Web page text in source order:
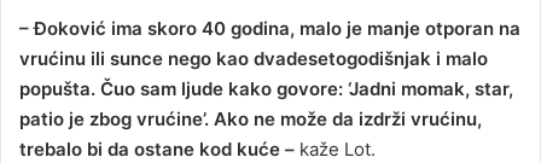
– Đoković ima skoro 40 godina, malo je manje otporan na
vrućinu ili sunce nego kao dvadesetogodišnjak i malo
popušta. Čuo sam ljude kako govore: ‘Jadni momak, star,
patio je zbog vrućine’. Ako ne može da izdrži vrućinu,
trebalo bi da ostane kod kuće – kaže Lot.